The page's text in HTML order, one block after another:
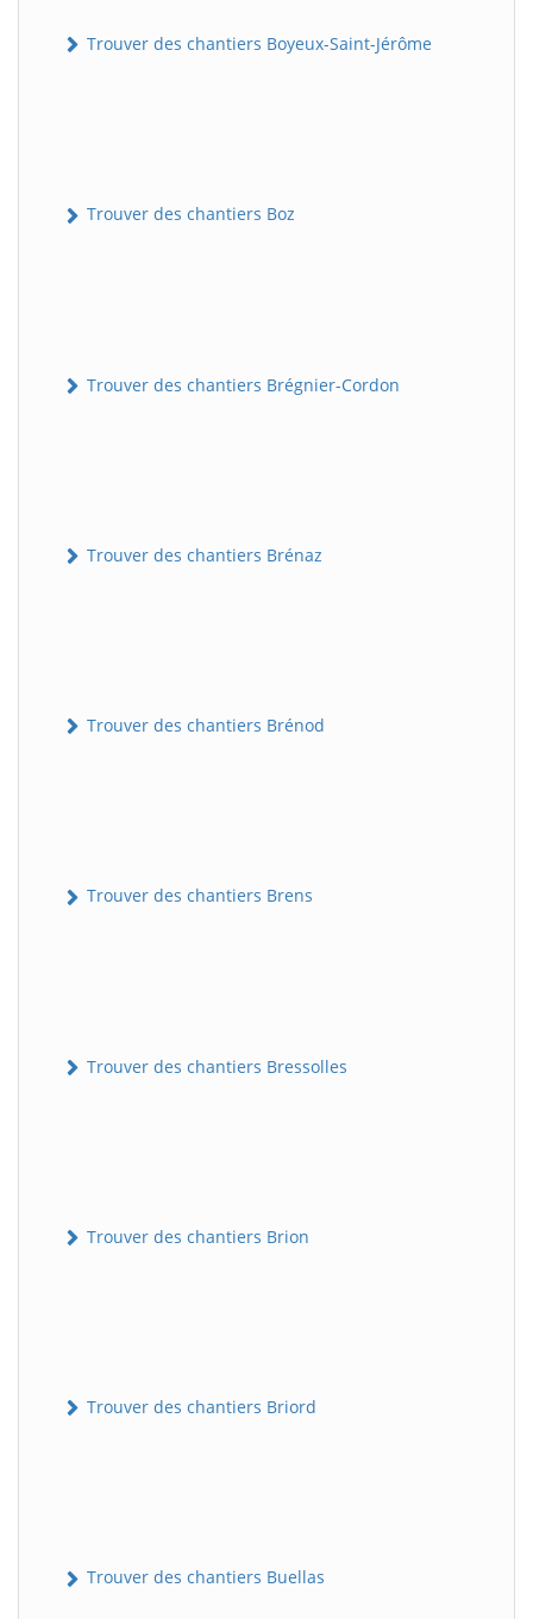
Trouver des chantiers Boyeux-Saint-Jérôme
Trouver des chantiers Boz
Trouver des chantiers Brégnier-Cordon
Trouver des chantiers Brénaz
Trouver des chantiers Brénod
Trouver des chantiers Brens
Trouver des chantiers Bressolles
Trouver des chantiers Brion
Trouver des chantiers Briord
Trouver des chantiers Buellas